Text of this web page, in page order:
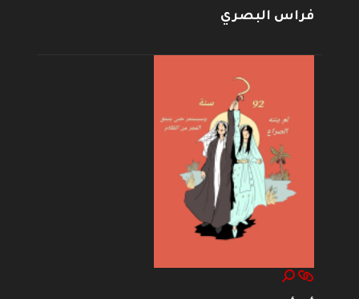
فراس البصري